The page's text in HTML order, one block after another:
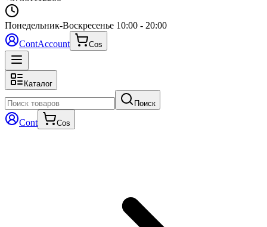
Понедельник-Воскресенье 10:00 - 20:00
ContAccount Cos
Каталог
Поиск
Cont Cos